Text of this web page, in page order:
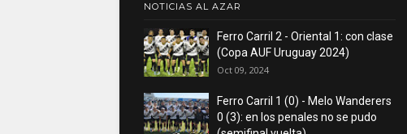
NOTICIAS AL AZAR
Ferro Carril 2 - Oriental 1: con clase
(Copa AUF Uruguay 2024)
Oct 09, 2024
Ferro Carril 1 (0) - Melo Wanderers
0 (3): en los penales no se pudo